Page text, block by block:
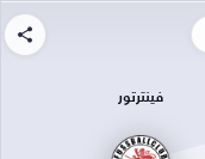
فينترتور